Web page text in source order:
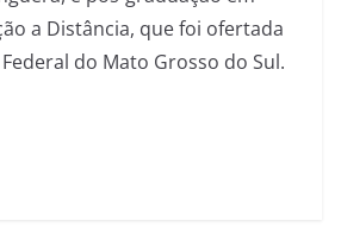
a Distância, que foi ofertada
do Mato Grosso do Sul.